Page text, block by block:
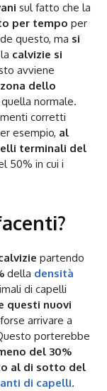
sul fatto che la
per tempo per
questo, ma si
calvizie si
avviene
dello
normale.
corretti
esempio, al
terminali del
50% in cui i
partendo
della densità
di capelli
questi nuovi
arrivare a
porterebbe
del 30%
al di sotto del
di capelli.